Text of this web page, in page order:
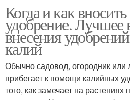
Когда и как
удобрение. Лучшее
внесения
калий
Обычно садовод, огородник или
прибегает к помощи калийных
того, как замечает на растениях